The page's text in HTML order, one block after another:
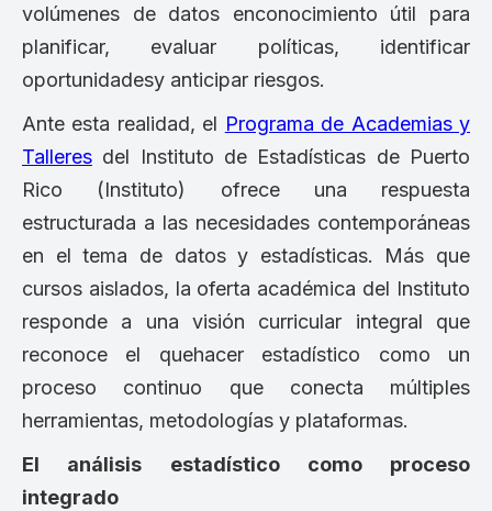
volúmenes de datos enconocimiento útil para
planificar, evaluar políticas, identificar
oportunidadesy anticipar riesgos.
Ante esta realidad, el Programa de Academias y
Talleres del Instituto de Estadísticas de Puerto
Rico (Instituto) ofrece una respuesta
estructurada a las necesidades contemporáneas
en el tema de datos y estadísticas. Más que
cursos aislados, la oferta académica del Instituto
responde a una visión curricular integral que
reconoce el quehacer estadístico como un
proceso continuo que conecta múltiples
herramientas, metodologías y plataformas.
El análisis estadístico como proceso
integrado